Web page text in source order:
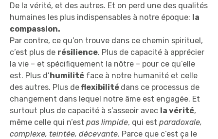
De la vérité, et des autres. Et on perd une des qualités
humaines les plus indispensables à notre époque: la
compassion.
Par contre, ce qu’on trouve dans ce chemin spirituel,
c’est plus de résilience. Plus de capacité à apprécier
la vie – et spécifiquement la nôtre – pour ce qu’elle
est. Plus d’humilité face à notre humanité et celle
des autres. Plus deflexibilité dans ce processus de
changement dans lequel notre âme est engagée. Et
surtout plus de capacité à s’asseoir avec la vérité,
même celle qui n’est pas limpide, qui est paradoxale,
complexe, teintée, décevante. Parce que c’est ça le